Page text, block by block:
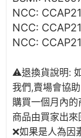
NCC:
NCC:
NCC:
⚠️退換貨說明:
我們,賣場會協
購買一個月內
商品由買家出來
❌如果是人為因